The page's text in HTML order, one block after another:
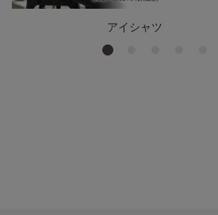
アイシャツ